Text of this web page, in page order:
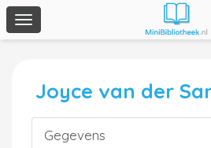
Toggle
navigation
Joyce van der
Gegevens